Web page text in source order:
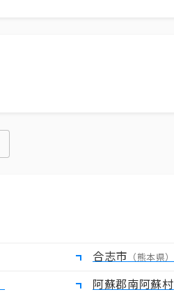
合志市 （熊本県）
阿蘇郡南阿蘇村